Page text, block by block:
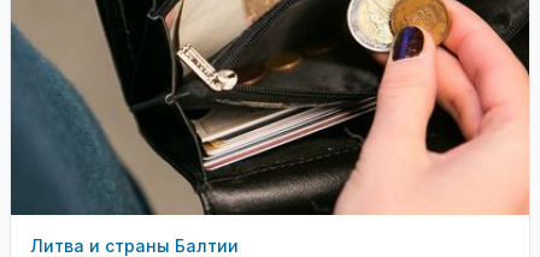
Литва и страны Балтии